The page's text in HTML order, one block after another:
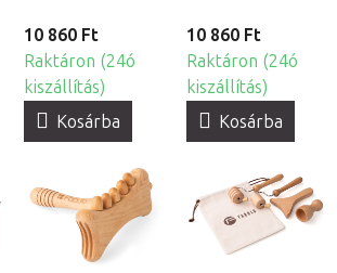
10 860 Ft
Raktáron (24ó
kiszállítás)
Kosárba
10 860 Ft
Raktáron (24ó
kiszállítás)
Kosárba